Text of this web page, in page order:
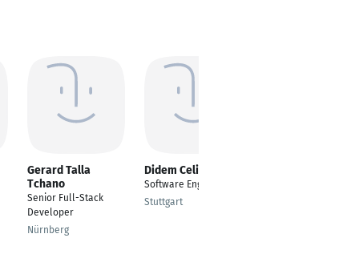
Gerard Talla
Tchano
Senior Full-Stack
Developer
Nürnberg
Didem Celik
Software Engineer
Stuttgart